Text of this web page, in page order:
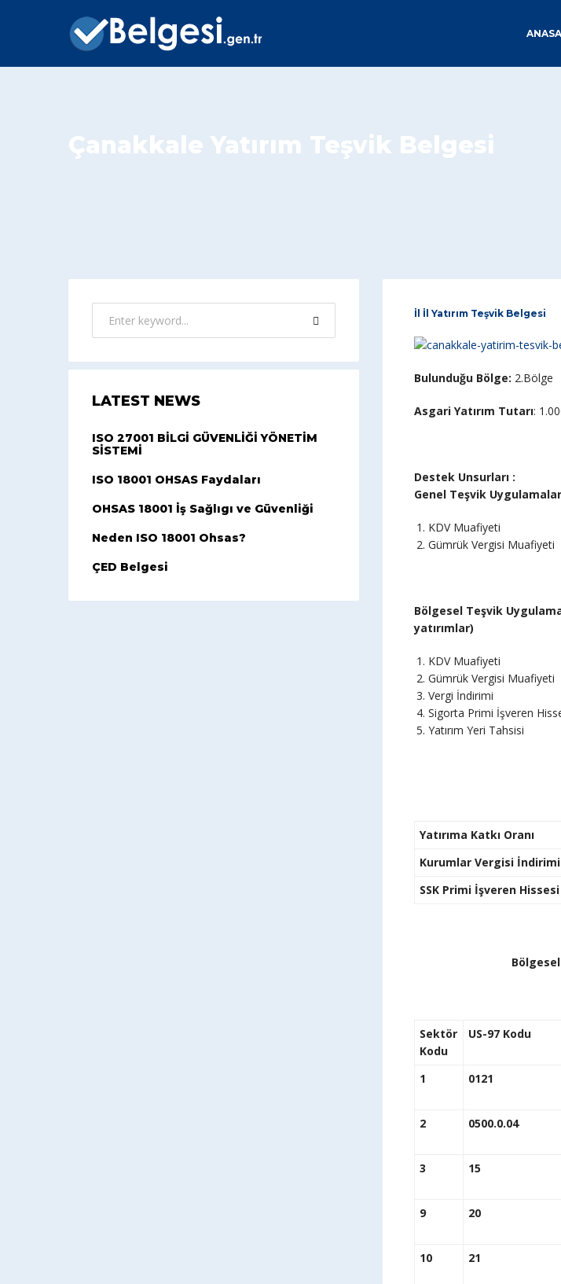
Çanakkale Yatırım Teşvik Belgesi
İl İl Yatırım Teşvik Belgesi
Bulunduğu Bölge: 2.Bölge
Asgari Yatırım Tutarı:
Destek Unsurları :
Genel Teşvik
KDV Muafiyeti
Gümrük Vergisi Muafiyeti
Bölgesel Teşvik
yatırımlar)
KDV Muafiyeti
Gümrük Vergisi Muafiyeti
Vergi İndirimi
Sigorta Primi İşveren
Yatırım Yeri Tahsisi
Yatırıma Katkı Oranı
Kurumlar Vergisi İndirimi
SSK Primi İşveren
Sektör
Kodu
US-97 Kodu
1 0121
2
0500.0.04
3 15
9 20
10 21
LATEST NEWS
ISO 27001 BİLGİ GÜVENLİĞİ YÖNETİM
SİSTEMİ
ISO 18001 OHSAS Faydaları
OHSAS 18001 İş Sağlıgı ve Güvenliği
Neden ISO 18001 Ohsas?
ÇED Belgesi